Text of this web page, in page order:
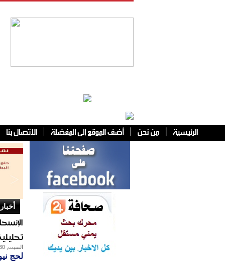
السبت, 30-يوليو-2011
لحج